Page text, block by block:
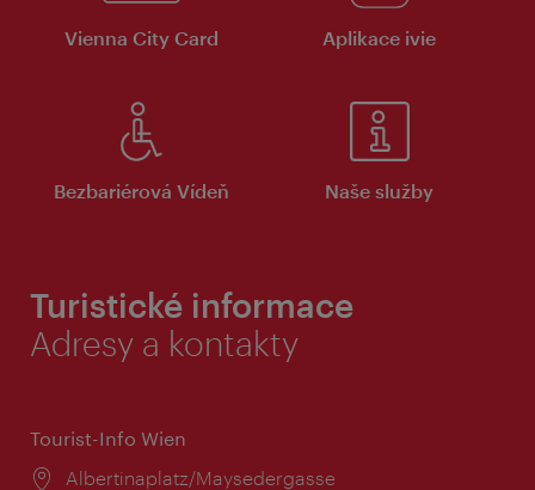
Vienna City Card Aplikace ivie
Bezbariérová Vídeň Naše služby
Turistické informace
Adresy a kontakty
Tourist-Info Wien
Místo:
Albertinaplatz/Maysedergasse